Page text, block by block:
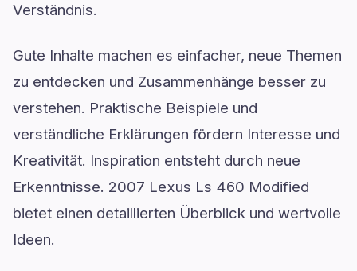
Verständnis.
Gute Inhalte machen es einfacher, neue Themen
zu entdecken und Zusammenhänge besser zu
verstehen. Praktische Beispiele und
verständliche Erklärungen fördern Interesse und
Kreativität. Inspiration entsteht durch neue
Erkenntnisse. 2007 Lexus Ls 460 Modified
bietet einen detaillierten Überblick und wertvolle
Ideen.